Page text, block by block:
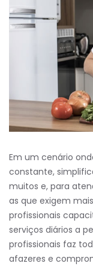
Em um cenário
constante,
muitos e, para
as que exigem
profissionais
serviços diários a
profissionais faz
afazeres e